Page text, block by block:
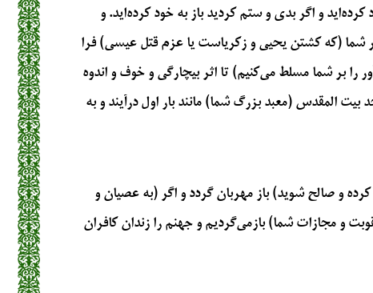
و اگر بدی و ستم کردید باز به خود کرده‌اید. و
شما (که کشتن یحیی و زکریاست یا عزم قتل عیسی) فرا
را بر شما مسلط می‌کنیم) تا اثر بیچارگی و خوف و اندوه
المقدس (معبد بزرگ شما) مانند بار اول درآیند و به
و صالح شوید) باز مهربان گردد و اگر (به عصیان و
و مجازات شما) بازمی‌گردیم و جهنم را زندان کافران